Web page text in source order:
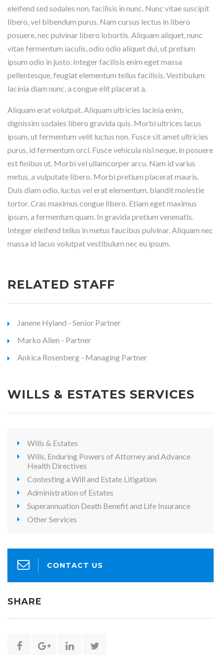
eleifend sed sodales non, facilisis in nunc. Nunc vitae suscipit
libero, vel bibendum purus. Nam cursus lectus in libero
posuere, nec pulvinar libero lobortis. Aliquam aliquet, nunc
vitae fermentum iaculis, odio odio aliquet dui, ut pretium
ipsum odio in justo. Integer facilisis enim eget massa
pellentesque, feugiat elementum tellus facilisis. Vestibulum
lacinia diam nunc, a congue elit placerat a.
Aliquam erat volutpat. Aliquam ultricies lacinia enim,
dignissim sodales libero gravida quis. Morbi ultrices lacus
ipsum, ut fermentum velit luctus non. Fusce sit amet ultricies
purus, id fermentum orci. Fusce vehicula nisl neque, in posuere
est finibus ut. Morbi vel ullamcorper arcu. Nam id varius
metus, a vulputate libero. Morbi pretium placerat mauris.
Duis diam odio, luctus vel erat elementum, blandit molestie
tortor. Cras maximus congue libero. Etiam eget maximus
ipsum, a fermentum quam. In gravida pretium venenatis.
Integer eleifend tellus in metus faucibus pulvinar. Aliquam nec
massa id lacus volutpat vestibulum nec eu ipsum.
RELATED STAFF
Janene Hyland - Senior Partner
Marko Allen - Partner
Ankica Rosenberg - Managing Partner
WILLS & ESTATES SERVICES
Wills & Estates
Wills, Enduring Powers of Attorney and Advance
Health Directives
Contesting a Will and Estate Litigation
Administration of Estates
Superannuation Death Benefit and Life Insurance
Other Services
CONTACT US
SHARE
Share ShareShareShare